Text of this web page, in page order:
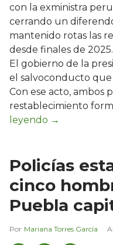
con la exministra
cerrando un
mantenido rotas las
desde finales de 2025.
El gobierno de la
el salvoconducto que
Con ese acto, ambos
restablecimiento
Policías
cinco
Puebla
Mariana Torres García